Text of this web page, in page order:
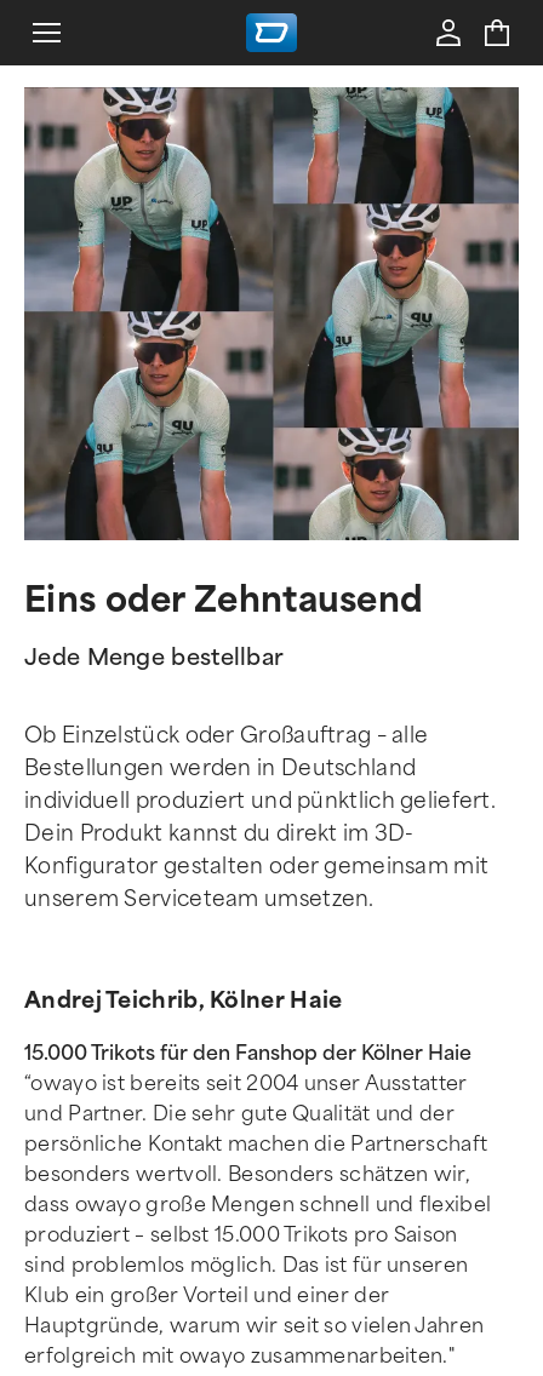
Eins oder Zehntausend
Jede Menge bestellbar
Ob Einzelstück oder Großauftrag – alle
Bestellungen werden in Deutschland
individuell produziert und pünktlich geliefert.
Dein Produkt kannst du direkt im 3D-
Konfigurator gestalten oder gemeinsam mit
unserem Serviceteam umsetzen.
Andrej Teichrib, Kölner Haie
15.000 Trikots für den Fanshop der Kölner Haie
“owayo ist bereits seit 2004 unser Ausstatter
und Partner. Die sehr gute Qualität und der
persönliche Kontakt machen die Partnerschaft
besonders wertvoll. Besonders schätzen wir,
dass owayo große Mengen schnell und flexibel
produziert – selbst 15.000 Trikots pro Saison
sind problemlos möglich. Das ist für unseren
Klub ein großer Vorteil und einer der
Hauptgründe, warum wir seit so vielen Jahren
erfolgreich mit owayo zusammenarbeiten."